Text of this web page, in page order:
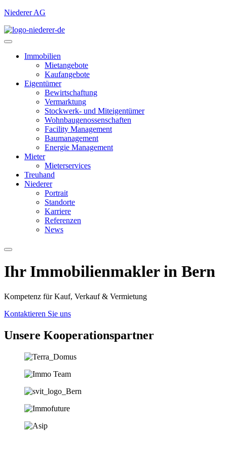
Niederer AG
Immobilien
Mietangebote
Kaufangebote
Eigentümer
Bewirtschaftung
Vermarktung
Stockwerk- und Miteigentümer
Wohnbaugenossenschaften
Facility Management
Baumanagement
Energie Management
Mieter
Mieterservices
Treuhand
Niederer
Portrait
Standorte
Karriere
Referenzen
News
Ihr Immobilien­­­makler in Bern
Kompetenz für Kauf, Verkauf & Vermietung
Kontaktieren Sie uns
Unsere Koopera­tions­partner